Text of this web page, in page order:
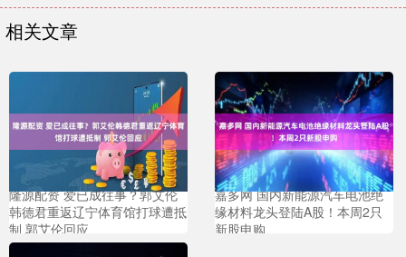
相关文章
隆源配资 爱已成往事？郭艾伦
韩德君重返辽宁体育馆打球遭抵
制 郭艾伦回应
嘉多网 国内新能源汽车电池绝
缘材料龙头登陆A股！本周2只
新股申购